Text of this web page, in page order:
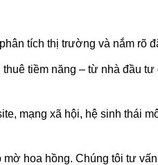
tích thị trường và nắm rõ
tiềm năng – từ nhà đầu
mạng xã hội, hệ sinh thái
hoa hồng. Chúng tôi tư